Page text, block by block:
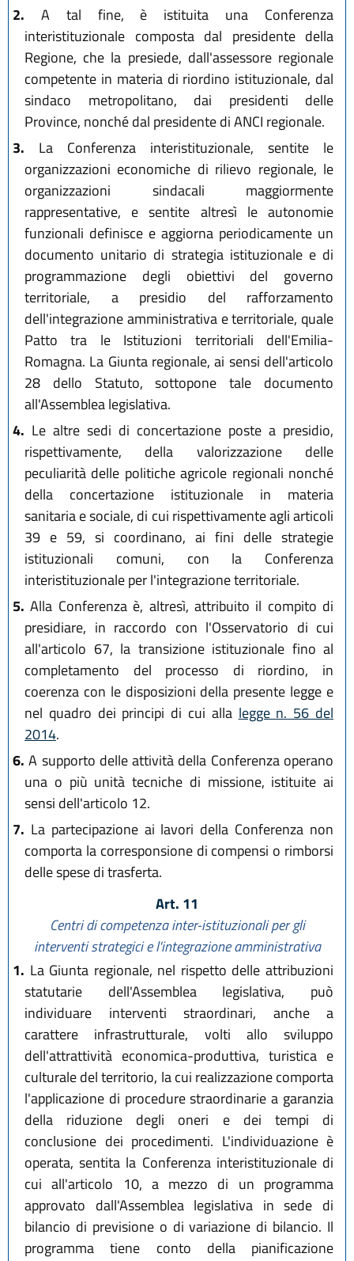
2. A tal fine, è istituita una Conferenza
interistituzionale composta dal presidente della
Regione, che la presiede, dall'assessore regionale
competente in materia di riordino istituzionale, dal
sindaco metropolitano, dai presidenti delle
Province, nonché dal presidente di ANCI regionale.
3. La Conferenza interistituzionale, sentite le
organizzazioni economiche di rilievo regionale, le
organizzazioni sindacali maggiormente
rappresentative, e sentite altresì le autonomie
funzionali definisce e aggiorna periodicamente un
documento unitario di strategia istituzionale e di
programmazione degli obiettivi del governo
territoriale, a presidio del rafforzamento
dell'integrazione amministrativa e territoriale, quale
Patto tra le Istituzioni territoriali dell'Emilia-
Romagna. La Giunta regionale, ai sensi dell'articolo
28 dello Statuto, sottopone tale documento
all'Assemblea legislativa.
4. Le altre sedi di concertazione poste a presidio,
rispettivamente, della valorizzazione delle
peculiarità delle politiche agricole regionali nonché
della concertazione istituzionale in materia
sanitaria e sociale, di cui rispettivamente agli articoli
39 e 59, si coordinano, ai fini delle strategie
istituzionali comuni, con la Conferenza
interistituzionale per l'integrazione territoriale.
5. Alla Conferenza è, altresì, attribuito il compito di
presidiare, in raccordo con l'Osservatorio di cui
all'articolo 67, la transizione istituzionale fino al
completamento del processo di riordino, in
coerenza con le disposizioni della presente legge e
nel quadro dei principi di cui alla legge n. 56 del
2014.
6. A supporto delle attività della Conferenza operano
una o più unità tecniche di missione, istituite ai
sensi dell'articolo 12.
7. La partecipazione ai lavori della Conferenza non
comporta la corresponsione di compensi o rimborsi
delle spese di trasferta.
Art. 11
Centri di competenza inter-istituzionali per gli
interventi strategici e l'integrazione amministrativa
1. La Giunta regionale, nel rispetto delle attribuzioni
statutarie dell'Assemblea legislativa, può
individuare interventi straordinari, anche a
carattere infrastrutturale, volti allo sviluppo
dell'attrattività economica-produttiva, turistica e
culturale del territorio, la cui realizzazione comporta
l'applicazione di procedure straordinarie a garanzia
della riduzione degli oneri e dei tempi di
conclusione dei procedimenti. L'individuazione è
operata, sentita la Conferenza interistituzionale di
cui all'articolo 10, a mezzo di un programma
approvato dall'Assemblea legislativa in sede di
bilancio di previsione o di variazione di bilancio. Il
programma tiene conto della pianificazione